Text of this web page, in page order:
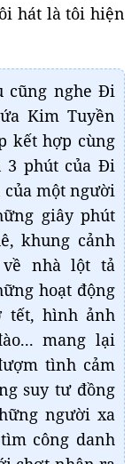
hát là tôi hiện
cũng nghe Đi
Kim Tuyền
kết hợp cùng
3 phút của Đi
một người
giây phút
khung cảnh
nhà lột tả
hoạt động
tết, hình ảnh
mang lại
tình cảm
suy tư đồng
người xa
công danh